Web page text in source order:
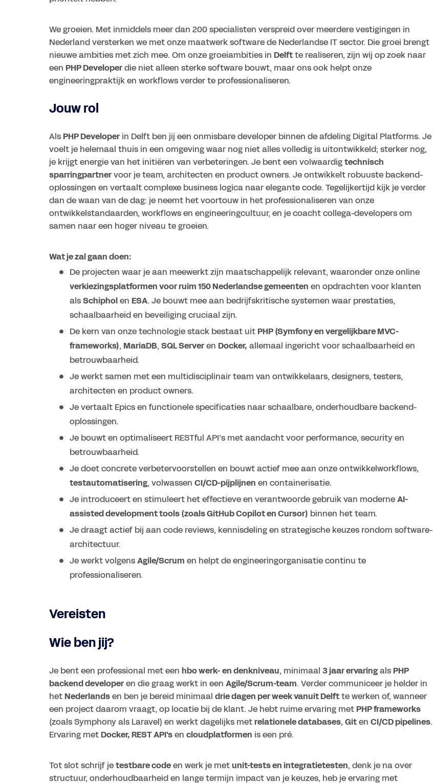
We groeien. Met inmiddels meer dan 200 specialisten verspreid over meerdere vestigingen in
Nederland versterken we met onze maatwerk software de Nederlandse IT sector. Die groei brengt
nieuwe ambities met zich mee. Om onze groeiambities in Delftte realiseren, zijn wij op zoek naar
een PHP Developerdie niet alleen sterke software bouwt, maar ons ook helpt onze
engineeringpraktijk en workflows verder te professionaliseren.
Jouw rol
Als PHP Developerin Delft ben jij een onmisbare developer binnen de afdeling Digital Platforms. Je
voelt je helemaal thuis in een omgeving waar nog niet alles volledig is uitontwikkeld; sterker nog,
je krijgt energie van het initiëren van verbeteringen. Je bent een volwaardigtechnisch
sparringpartnervoor je team, architecten en product owners. Je ontwikkelt robuuste backend-
oplossingen en vertaalt complexe business logica naar elegante code. Tegelijkertijd kijk je verder
dan de waan van de dag: je neemt het voortouw in het professionaliseren van onze
ontwikkelstandaarden, workflows en engineeringcultuur, en je coacht collega-developers om
samen naar een hoger niveau te groeien.
Wat je zal gaan doen:
De projecten waar je aan meewerkt zijn maatschappelijk relevant, waaronder onze online
verkiezingsplatformen voor ruim 150 Nederlandse gemeenten en opdrachten voor klanten
alsSchipholen ESA. Je bouwt mee aan bedrijfskritische systemen waar prestaties,
schaalbaarheid en beveiliging cruciaal zijn.
De kern van onze technologie stack bestaat uit PHP (Symfony en vergelijkbare MVC-
frameworks), MariaDB, SQL Serveren Docker, allemaal ingericht voor schaalbaarheid en
betrouwbaarheid.
Je werkt samen met een multidisciplinair team van ontwikkelaars, designers, testers,
architecten en product owners.
Je vertaalt Epics en functionele specificaties naar schaalbare, onderhoudbare backend-
oplossingen.
Je bouwt en optimaliseert RESTful API’s met aandacht voor performance, security en
betrouwbaarheid.
Je doet concrete verbetervoorstellen en bouwt actief mee aan onze ontwikkelworkflows,
testautomatisering, volwassen CI/CD-pijplijnen en containerisatie.
Je introduceert en stimuleert het effectieve en verantwoorde gebruik van moderneAI-
assisted development tools (zoals GitHub Copilot en Cursor) binnen het team.
Je draagt actief bij aan code reviews, kennisdeling en strategische keuzes rondom software-
architectuur.
Je werkt volgensAgile/Scrum en helpt de engineeringorganisatie continu te
professionaliseren.
Vereisten
Wie ben jij?
Je bent een professional met een hbo werk- en denkniveau, minimaal 3 jaar ervaringals PHP
backend developeren die graag werkt in een Agile/Scrum-team. Verder communiceer je helder in
het Nederlandsen ben je bereid minimaal drie dagen per week vanuit Delftte werken of, wanneer
een project daarom vraagt, op locatie bij de klant. Je hebt ruime ervaring met PHP frameworks
(zoals Symphony als Laravel) en werkt dagelijks metrelationele databases, Giten CI/CD pipelines.
Ervaring met Docker, REST API'sen cloudplatformen is een pré.
Tot slot schrijf jetestbare codeen werk je metunit-tests en integratietesten, denk je na over
structuur, onderhoudbaarheid en lange termijn impact van je keuzes, heb je ervaring met